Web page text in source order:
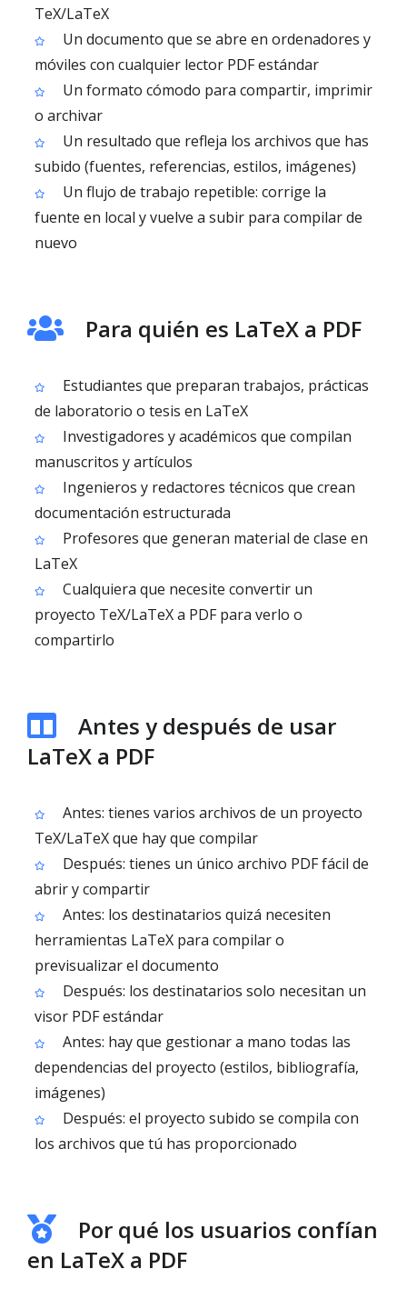
TeX/LaTeX
Un documento que se abre en ordenadores y
móviles con cualquier lector PDF estándar
Un formato cómodo para compartir, imprimir
o archivar
Un resultado que refleja los archivos que has
subido (fuentes, referencias, estilos, imágenes)
Un flujo de trabajo repetible: corrige la
fuente en local y vuelve a subir para compilar de
nuevo
Para quién es LaTeX a PDF
Estudiantes que preparan trabajos, prácticas
de laboratorio o tesis en LaTeX
Investigadores y académicos que compilan
manuscritos y artículos
Ingenieros y redactores técnicos que crean
documentación estructurada
Profesores que generan material de clase en
LaTeX
Cualquiera que necesite convertir un
proyecto TeX/LaTeX a PDF para verlo o
compartirlo
Antes y después de usar
LaTeX a PDF
Antes: tienes varios archivos de un proyecto
TeX/LaTeX que hay que compilar
Después: tienes un único archivo PDF fácil de
abrir y compartir
Antes: los destinatarios quizá necesiten
herramientas LaTeX para compilar o
previsualizar el documento
Después: los destinatarios solo necesitan un
visor PDF estándar
Antes: hay que gestionar a mano todas las
dependencias del proyecto (estilos, bibliografía,
imágenes)
Después: el proyecto subido se compila con
los archivos que tú has proporcionado
Por qué los usuarios confían
en LaTeX a PDF